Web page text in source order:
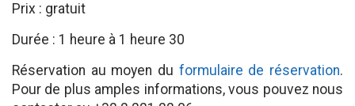
Prix : gratuit
Durée : 1 heure à 1 heure 30
Réservation au moyen du formulaire de réservation.
Pour de plus amples informations, vous pouvez nous